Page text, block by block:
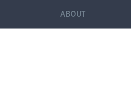
ABOUT